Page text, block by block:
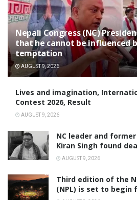
Nepali Congress (NC)
that he cannot be influenced
temptation
AUGUST 9, 2026
Lives and imagination,
Contest 2026, Result
AUGUST 9, 2026
NC leader and
Kiran Singh found
AUGUST 9, 2026
Third edition of the
(NPL) is set to begin